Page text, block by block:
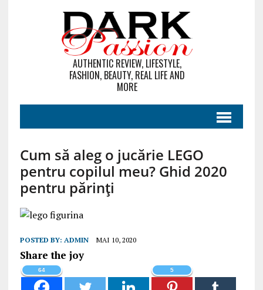
AUTHENTIC REVIEW, LIFESTYLE,
FASHION, BEAUTY, REAL LIFE AND
MORE
Cum să aleg o jucărie LEGO
pentru copilul meu? Ghid 2020
pentru părinți
POSTED BY: ADMIN MAI 10, 2020
Share the joy
64 5